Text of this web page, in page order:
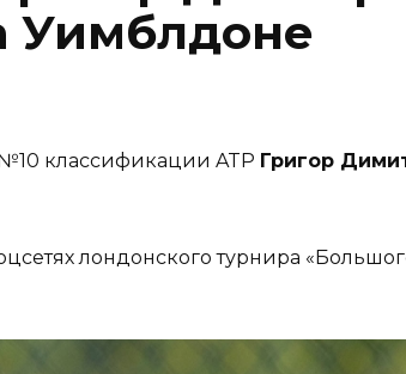
Уимблдоне
классификации ATP Григор
лондонского турнира